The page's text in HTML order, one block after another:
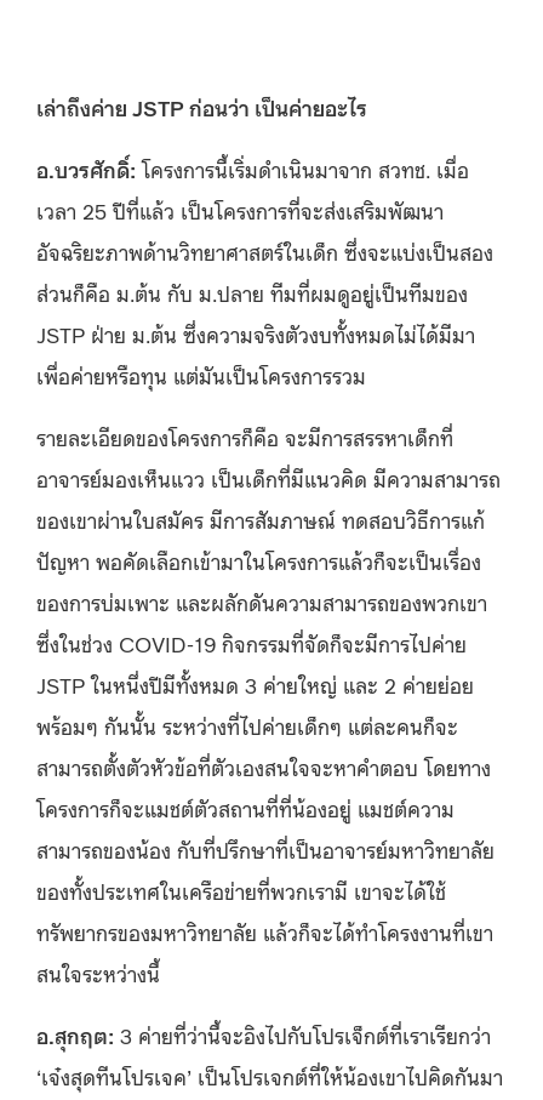
เล่าถึงค่าย JSTP ก่อนว่า เป็นค่ายอะไร
อ.บวรศักดิ์: โครงการนี้เริ่มดำเนินมาจาก สวทช. เมื่อ
เวลา 25 ปีที่แล้ว เป็นโครงการที่จะส่งเสริมพัฒนา
อัจฉริยะภาพด้านวิทยาศาสตร์ในเด็ก ซึ่งจะแบ่งเป็นสอง
ส่วนก็คือ ม.ต้น กับ ม.ปลาย ทีมที่ผมดูอยู่เป็นทีมของ
JSTP ฝ่าย ม.ต้น ซึ่งความจริงตัวงบทั้งหมดไม่ได้มีมา
เพื่อค่ายหรือทุน แต่มันเป็นโครงการรวม
รายละเอียดของโครงการก็คือ จะมีการสรรหาเด็กที่
อาจารย์มองเห็นแวว เป็นเด็กที่มีแนวคิด มีความสามารถ
ของเขาผ่านใบสมัคร มีการสัมภาษณ์ ทดสอบวิธีการแก้
ปัญหา พอคัดเลือกเข้ามาในโครงการแล้วก็จะเป็นเรื่อง
ของการบ่มเพาะ และผลักดันความสามารถของพวกเขา
ซึ่งในช่วง COVID-19 กิจกรรมที่จัดก็จะมีการไปค่าย
JSTP ในหนึ่งปีมีทั้งหมด 3 ค่ายใหญ่ และ 2 ค่ายย่อย
พร้อมๆ กันนั้น ระหว่างที่ไปค่ายเด็กๆ แต่ละคนก็จะ
สามารถตั้งตัวหัวข้อที่ตัวเองสนใจจะหาคำตอบ โดยทาง
โครงการก็จะแมชต์ตัวสถานที่ที่น้องอยู่ แมชต์ความ
สามารถของน้อง กับที่ปรึกษาที่เป็นอาจารย์มหาวิทยาลัย
ของทั้งประเทศในเครือข่ายที่พวกเรามี เขาจะได้ใช้
ทรัพยากรของมหาวิทยาลัย แล้วก็จะได้ทำโครงงานที่เขา
สนใจระหว่างนี้
อ.สุกฤต: 3 ค่ายที่ว่านี้จะอิงไปกับโปรเจ็กต์ที่เราเรียกว่า
‘เจ๋งสุดทีนโปรเจค’ เป็นโปรเจกต์ที่ให้น้องเขาไปคิดกันมา